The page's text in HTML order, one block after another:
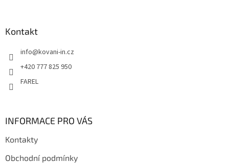
Kontakt
info@kovani-in.cz
+420 777 825 950
FAREL
INFORMACE PRO VÁS
Kontakty
Obchodní podmínky